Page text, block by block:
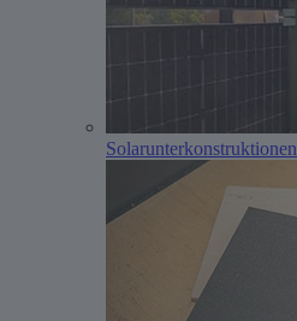
Solarunterkonstruktionen